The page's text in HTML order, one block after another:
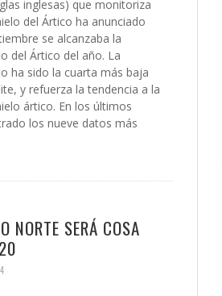
inglesas) que monitoriza
del Ártico ha anunciado
se alcanzaba la
del Ártico del año. La
ha sido la cuarta más baja
y refuerza la tendencia a la
ártico. En los últimos
los nueve datos más
NORTE SERÁ COSA